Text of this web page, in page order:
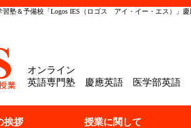
塾＆予備校「Logos IES（ロゴス アイ・イー・エス）」慶
オンライン
英語専門塾 慶應英語 医学部英語
挨拶 授業に関して